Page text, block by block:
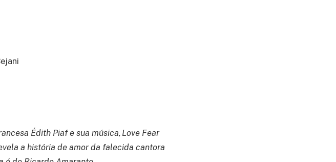
Édith Piaf e sua música, Love Fear
a história de amor da falecida cantora